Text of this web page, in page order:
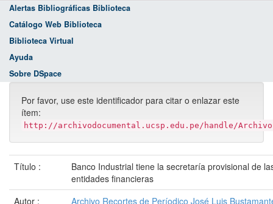
Alertas Bibliográficas Biblioteca
Catálogo Web Biblioteca
Biblioteca Virtual
Ayuda
Sobre DSpace
Por favor, use este identificador para citar o enlazar este
ítem:
http://archivodocumental.ucsp.edu.pe/handle/
Título :
Banco Industrial tiene la secretaría provisional de
entidades financieras
Autor :
Archivo Recortes de Períodico José Luis